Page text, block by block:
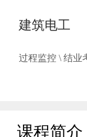
建筑电工
过程监控 \ 结业
课程简介